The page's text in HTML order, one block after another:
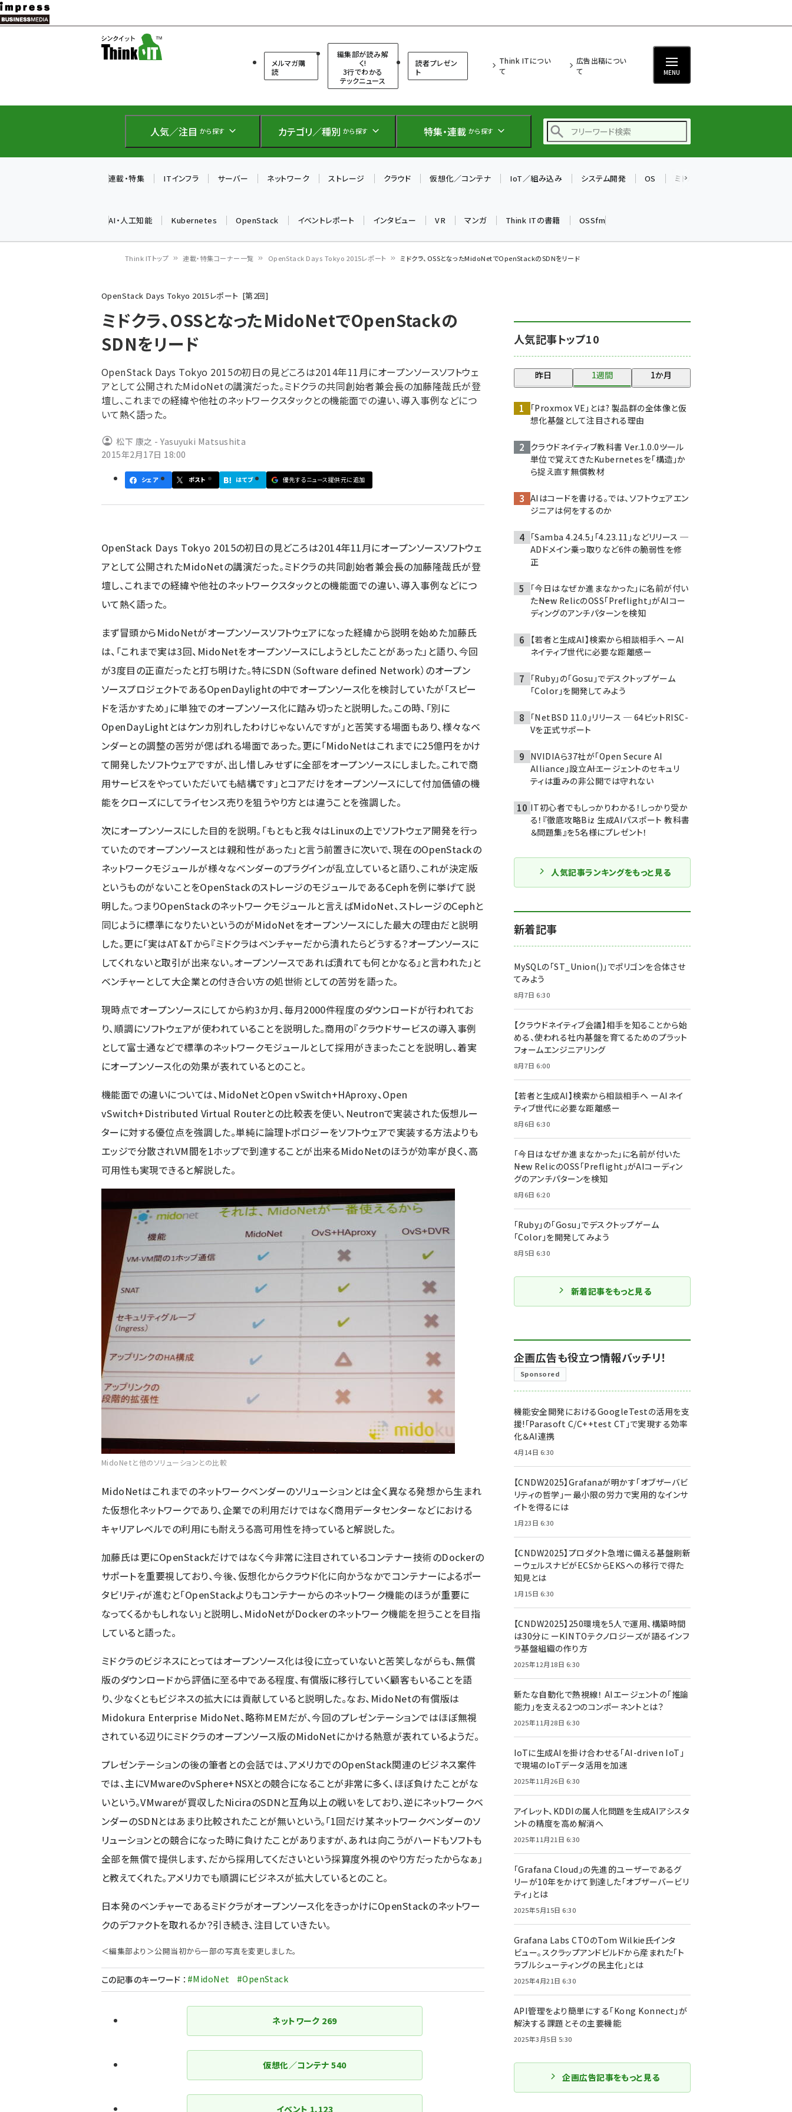
メ
イ
テ
に
メルマガ購
読
編集部が読み解
く!
3行でわかる
テックニュース
読者プレゼン
ト
Think ITについ
て
広告出稿につい
て
MENU
人気／注目 から探す カテゴリ／種別 から探す 特集・連載 から探す
仲間と築いた勝利の絆～
drupal (1966)
genai (1494)
abc123 (1371)
連載・特集 ITインフラ サーバー ネットワーク ストレージ クラウド 仮想化／コンテナ IoT／組み込み システム開発 OS ミドルウェア
AI・人工知能 Kubernetes OpenStack イベントレポート インタビュー VR マンガ Think ITの書籍 OSSfm
ン
く
ず
Think ITトップ 連載・特集コーナー一覧 OpenStack Days Tokyo 2015レポート ミドクラ、OSSとなったMidoNetでOpenStackのSDNをリード
OpenStack Days Tokyo 2015レポート 第2回
ミドクラ、OSSとなったMidoNetでOpenStackの
SDNをリード
OpenStack Days Tokyo 2015の初日の見どころは2014年11月にオープンソースソフトウェ
アとして公開されたMidoNetの講演だった。ミドクラの共同創始者兼会長の加藤隆哉氏が登
壇し、これまでの経緯や他社のネットワークスタックとの機能面での違い、導入事例などにつ
いて熱く語った。
松下 康之 - Yasuyuki Matsushita
2015年2月17日 18:00
シェア ポスト はてブ 優先するニュース提供元に追加
OpenStack Days Tokyo 2015の初日の見どころは2014年11月にオープンソースソフトウェ
アとして公開されたMidoNetの講演だった。ミドクラの共同創始者兼会長の加藤隆哉氏が登
壇し、これまでの経緯や他社のネットワークスタックとの機能面での違い、導入事例などにつ
いて熱く語った。
まず冒頭からMidoNetがオープンソースソフトウェアになった経緯から説明を始めた加藤氏
は、「これまで実は3回、MidoNetをオープンソースにしようとしたことがあった」と語り、今回
が3度目の正直だったと打ち明けた。特にSDN（Software defined Network）のオープン
ソースプロジェクトであるOpenDaylightの中でオープンソース化を検討していたが「スピー
ドを活かすため」に単独でのオープンソース化に踏み切ったと説明した。この時、「別に
OpenDayLightとはケンカ別れしたわけじゃないんですが」と苦笑する場面もあり、様々なベ
ンダーとの調整の苦労が偲ばれる場面であった。更に「MidoNetはこれまでに25億円をかけ
て開発したソフトウェアですが、出し惜しみせずに全部をオープンソースにしました。これで商
用サービスをやっていただいても結構です」とコアだけをオープンソースにして付加価値の機
能をクローズにしてライセンス売りを狙うやり方とは違うことを強調した。
次にオープンソースにした目的を説明。「もともと我々はLinuxの上でソフトウェア開発を行っ
ていたのでオープンソースとは親和性があった」と言う前置きに次いで、現在のOpenStackの
ネットワークモジュールが様々なベンダーのプラグインが乱立していると語り、これが決定版
というものがないことをOpenStackのストレージのモジュールであるCephを例に挙げて説
明した。つまりOpenStackのネットワークモジュールと言えばMidoNet、ストレージのCephと
同じように標準になりたいというのがMidoNetをオープンソースにした最大の理由だと説明
した。更に「実はAT&Tから『ミドクラはベンチャーだから潰れたらどうする？オープンソースに
してくれないと取引が出来ない。オープンソースであれば潰れても何とかなる』と言われた」と
ベンチャーとして大企業との付き合い方の処世術としての苦労を語った。
現時点でオープンソースにしてから約3か月、毎月2000件程度のダウンロードが行われてお
り、順調にソフトウェアが使われていることを説明した。商用の『クラウドサービスの導入事例
として富士通などで標準のネットワークモジュールとして採用がきまったことを説明し、着実
にオープンソース化の効果が表れているとのこと。
機能面での違いについては、MidoNetとOpen vSwitch+HAproxy、Open
vSwitch+Distributed Virtual Routerとの比較表を使い、Neutronで実装された仮想ルー
ターに対する優位点を強調した。単純に論理トポロジーをソフトウェアで実装する方法よりも
エッジで分散されVM間を1ホップで到達することが出来るMidoNetのほうが効率が良く、高
可用性も実現できると解説した。
MidoNetと他のソリューションとの比較
MidoNetはこれまでのネットワークベンダーのソリューションとは全く異なる発想から生まれ
た仮想化ネットワークであり、企業での利用だけではなく商用データセンターなどにおける
キャリアレベルでの利用にも耐えうる高可用性を持っていると解説した。
加藤氏は更にOpenStackだけではなく今非常に注目されているコンテナー技術のDockerの
サポートを重要視しており、今後、仮想化からクラウド化に向かうなかでコンテナーによるポー
タビリティが進むと「OpenStackよりもコンテナーからのネットワーク機能のほうが重要に
なってくるかもしれない」と説明し、MidoNetがDockerのネットワーク機能を担うことを目指
していると語った。
ミドクラのビジネスにとってはオープンソース化は役に立っていないと苦笑しながらも、無償
版のダウンロードから評価に至る中である程度、有償版に移行していく顧客もいることを語
り、少なくともビジネスの拡大には貢献していると説明した。なお、MidoNetの有償版は
Midokura Enterprise MidoNet、略称MEMだが、今回のプレゼンテーションではほぼ無視
されている辺りにミドクラのオープンソース版のMidoNetにかける熱意が表れているようだ。
プレゼンテーションの後の筆者との会話では、アメリカでのOpenStack関連のビジネス案件
では、主にVMwareのvSphere+NSXとの競合になることが非常に多く、ほぼ負けたことがな
いという。VMwareが買収したNiciraのSDNと互角以上の戦いをしており、逆にネットワークベ
ンダーのSDNとはあまり比較されたことが無いという。「1回だけ某ネットワークベンダーのソ
リューションとの競合になった時に負けたことがありますが、あれは向こうがハードもソフトも
全部を無償で提供します、だから採用してくださいという採算度外視のやり方だったからなぁ」
と教えてくれた。アメリカでも順調にビジネスが拡大しているとのこと。
日本発のベンチャーであるミドクラがオープンソース化をきっかけにOpenStackのネットワー
クのデファクトを取れるか？引き続き、注目していきたい。
＜編集部より＞公開当初から一部の写真を変更しました。
この記事のキーワード ： #MidoNet #OpenStack
ネットワーク 269
仮想化／コンテナ540
イベント 1,123
人気記事トップ10
昨日 1週間 1か月
「Proxmox VE」とは? 製品群の全体像と仮
想化基盤として注目される理由
クラウドネイティブ教科書 Ver.1.0.0――ツール
単位で覚えてきたKubernetesを「構造」か
ら捉え直す無償教材
AIはコードを書ける。では、ソフトウェアエン
ジニアは何をするのか
「Samba 4.24.5」「4.23.11」などリリース ─
ADドメイン乗っ取りなど6件の脆弱性を修
正
「今日はなぜか進まなかった」に名前が付い
た――New RelicのOSS「Preflight」がAIコー
ディングのアンチパターンを検知
【若者と生成AI】検索から相談相手へ ーAI
ネイティブ世代に必要な距離感ー
「Ruby」の「Gosu」でデスクトップゲーム
「Color」を開発してみよう
「NetBSD 11.0」リリース ─ 64ビットRISC-
Vを正式サポート
NVIDIAら37社が「Open Secure AI
Alliance」設立――AIエージェントのセキュリ
ティは重みの非公開では守れない
IT初心者でもしっかりわかる！しっかり受か
る！『徹底攻略Biz 生成AIパスポート 教科書
＆問題集』を5名様にプレゼント！
人気記事ランキングをもっと見る
新着記事
MySQLの「ST_Union()」でポリゴンを合体させ
てみよう
8月7日 6:30
【クラウドネイティブ会議】相手を知ることから始
める、使われる社内基盤を育てるためのプラット
フォームエンジニアリング
8月7日 6:00
【若者と生成AI】検索から相談相手へ ーAIネイ
ティブ世代に必要な距離感ー
8月6日 6:30
「今日はなぜか進まなかった」に名前が付いた
――New RelicのOSS「Preflight」がAIコーディン
グのアンチパターンを検知
8月6日 6:20
「Ruby」の「Gosu」でデスクトップゲーム
「Color」を開発してみよう
8月5日 6:30
新着記事をもっと見る
企画広告も役立つ情報バッチリ！
Sponsored
機能安全開発におけるGoogleTestの活用を支
援!「Parasoft C/C++test CT」で実現する効率
化＆AI連携
4月14日 6:30
【CNDW2025】Grafanaが明かす「オブザーバビ
リティの哲学」ー最小限の労力で実用的なインサ
イトを得るには
1月23日 6:30
【CNDW2025】プロダクト急増に備える基盤刷新
ーウェルスナビがECSからEKSへの移行で得た
知見とは
1月15日 6:30
【CNDW2025】250環境を5人で運用、構築時間
は30分に ーKINTOテクノロジーズが語るインフ
ラ基盤組織の作り方
2025年12月18日 6:30
新たな自動化で熱視線！ AIエージェントの「推論
能力」を支える2つのコンポーネントとは？
2025年11月28日 6:30
IoTに生成AIを掛け合わせる「AI-driven IoT」
で現場のIoTデータ活用を加速
2025年11月26日 6:30
アイレット、KDDIの属人化問題を生成AIアシスタ
ントの精度を高め解消へ
2025年11月21日 6:30
「Grafana Cloud」の先進的ユーザーであるグ
リーが10年をかけて到達した「オブザーバービリ
ティ」とは
2025年5月15日 6:30
Grafana Labs CTOのTom Wilkie氏インタ
ビュー。スクラップアンドビルドから産まれた「ト
ラブルシューティングの民主化」とは
2025年4月21日 6:30
API管理をより簡単にする「Kong Konnect」が
解決する課題とその主要機能
2025年3月5日 5:30
企画広告記事をもっと見る